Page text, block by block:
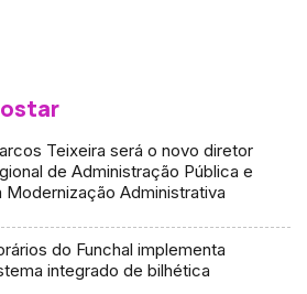
Teixeira será o novo diretor
de Administração Pública e
Modernização Administrativa
do Funchal implementa
integrado de bilhética